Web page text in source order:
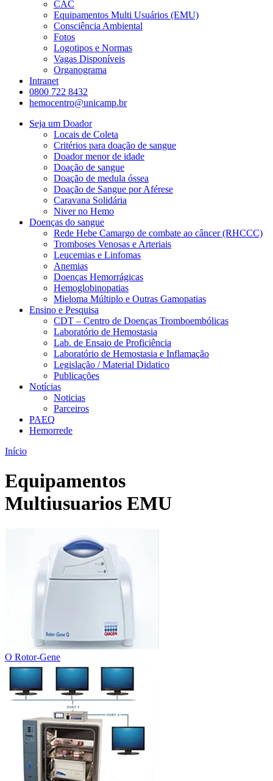
CAC
Equipamentos Multi Usuários (EMU)
Consciência Ambiental
Fotos
Logotipos e Normas
Vagas Disponíveis
Organograma
Intranet
0800 722 8432
hemocentro@unicamp.br
Seja um Doador
Locais de Coleta
Critérios para doação de sangue
Doador menor de idade
Doação de sangue
Doação de medula óssea
Doação de Sangue por Aférese
Caravana Solidária
Niver no Hemo
Doenças do sangue
Rede Hebe Camargo de combate ao câncer (RHCCC)
Tromboses Venosas e Arteriais
Leucemias e Linfomas
Anemias
Doenças Hemorrágicas
Hemoglobinopatias
Mieloma Múltiplo e Outras Gamopatias
Ensino e Pesquisa
CDT – Centro de Doenças Tromboembólicas
Laboratório de Hemostasia
Lab. de Ensaio de Proficiência
Laboratório de Hemostasia e Inflamação
Legislação / Material Didatico
Publicações
Notícias
Noticias
Parceiros
PAEQ
Hemorrede
Início
Equipamentos
Multiusuarios EMU
O Rotor-Gene